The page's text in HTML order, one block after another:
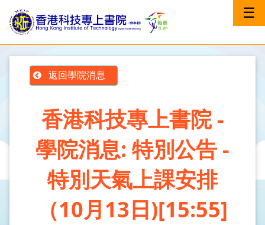
☰
返回學院消息
香港科技專上書院 -
學院消息: 特別公告 -
特別天氣上課安排
（10月13日)[15:55]